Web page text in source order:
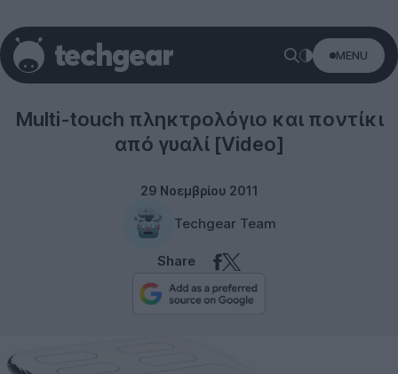
MENU
Technology
Multi-touch πληκτρολόγιο και ποντίκι
από γυαλί [Video]
29 Νοεμβρίου 2011
Techgear Team
Share